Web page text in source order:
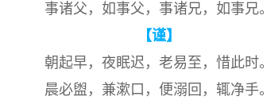
事诸父，如事父，事诸兄，如事兄。
【谨】
朝起早，夜眠迟，老易至，惜此时。
晨必盥，兼漱口，便溺回，辄净手。